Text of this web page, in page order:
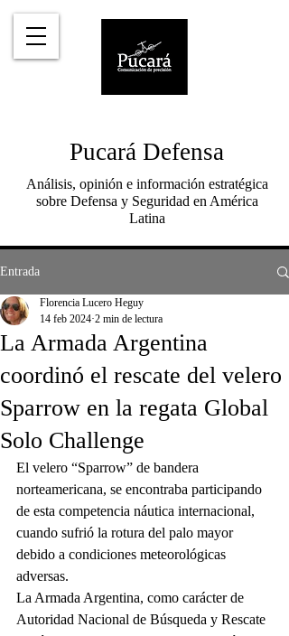
Pucará Defensa
Análisis, opinión e información estratégica
sobre Defensa y Seguridad en América
Latina
Entrada
La Armada Argentina
coordinó el rescate del velero
Sparrow en la regata Global
Solo Challenge
Florencia Lucero Heguy
14 feb 2024 2 min de lectura
El velero “Sparrow” de bandera
norteamericana, se encontraba participando
de esta competencia náutica internacional,
cuando sufrió la rotura del palo mayor
debido a condiciones meteorológicas
adversas.
La Armada Argentina, como carácter de
Autoridad Nacional de Búsqueda y Rescate